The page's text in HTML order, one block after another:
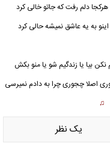
دلم رفت که جاتو خالی کرد
اینو به یه عاشق نمیشه حالی کرد
نکن بیا یا زندگیم شو یا منو بکش
اصلا چجوری چرا به دادم نمیرسی
♫
يک نظر